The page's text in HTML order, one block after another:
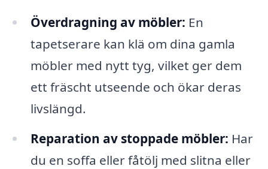
Överdragning av möbler: En
tapetserare kan klä om dina gamla
möbler med nytt tyg, vilket ger dem
ett fräscht utseende och ökar deras
livslängd.
Reparation av stoppade möbler: Har
du en soffa eller fåtölj med slitna eller